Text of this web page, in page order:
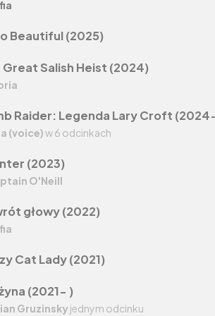
głowy (2022)
(2023)
O'Neill
Great Salish Heist (2024)
Beautiful (2025)
Cat Lady (2021)
(2021- )
Gruzinsky jednym odcinku
Raider: Legenda Lary Croft
(voice)w 6 odcinkach